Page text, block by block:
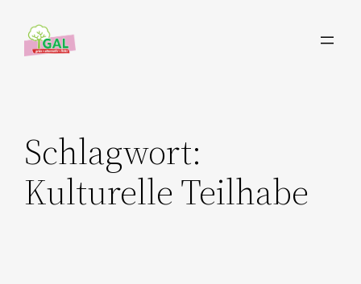
Inhalt
springen
Schlagwort:
Kulturelle Teilhabe